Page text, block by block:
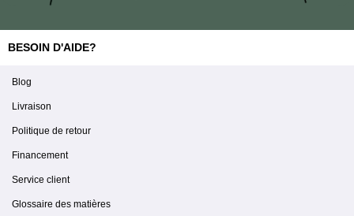
BESOIN D'AIDE?
Blog
Livraison
Politique de retour
Financement
Service client
Glossaire des matières